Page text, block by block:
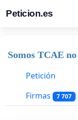
Peticion.es
Somos TCAE
Petición
Firmas 7 707